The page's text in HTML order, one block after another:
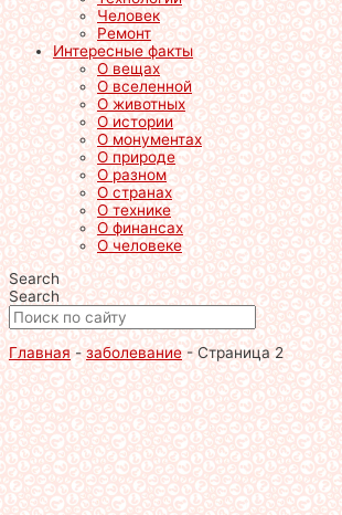
Человек
Ремонт
Интересные факты
О вещах
О вселенной
О животных
О истории
О монументах
О природе
О разном
О странах
О технике
О финансах
О человеке
Search
Search
Главная-заболевание-Страница 2